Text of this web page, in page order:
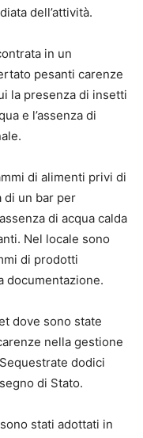
dell’attività.
in un
pesanti carenze
la presenza di insetti
e l’assenza di
di alimenti privi di
di un bar per
di acqua calda
Nel locale sono
di prodotti
documentazione.
dove sono state
nella gestione
dodici
di Stato.
stati adottati in